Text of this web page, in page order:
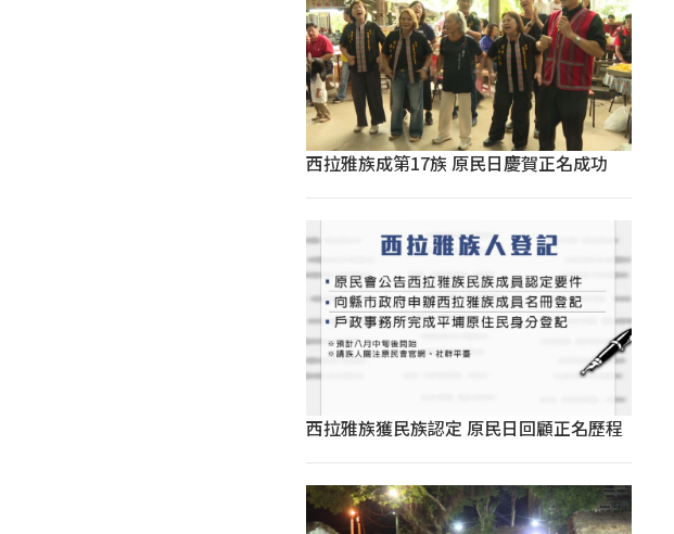
西拉雅族成第17族 原民日慶賀正名成功
西拉雅族獲民族認定 原民日回顧正名歷程